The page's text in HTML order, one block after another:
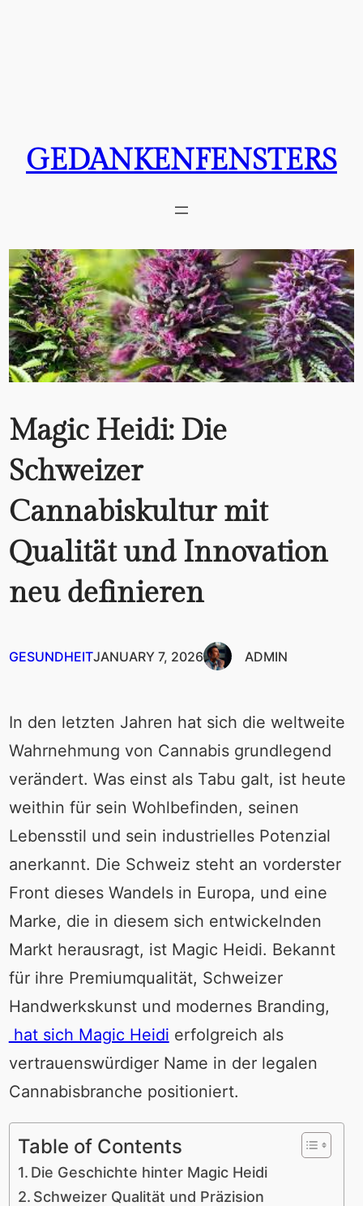
GEDANKENFENSTERS
Magic Heidi: Die
Schweizer
Cannabiskultur mit
Qualität und Innovation
neu definieren
GESUNDHEITJANUARY 7, 2026 ADMIN
In den letzten Jahren hat sich die weltweite
Wahrnehmung von Cannabis grundlegend
verändert. Was einst als Tabu galt, ist heute
weithin für sein Wohlbefinden, seinen
Lebensstil und sein industrielles Potenzial
anerkannt. Die Schweiz steht an vorderster
Front dieses Wandels in Europa, und eine
Marke, die in diesem sich entwickelnden
Markt herausragt, ist Magic Heidi. Bekannt
für ihre Premiumqualität, Schweizer
Handwerkskunst und modernes Branding,
hat sich Magic Heidi erfolgreich als
vertrauenswürdiger Name in der legalen
Cannabisbranche positioniert.
Table of Contents
Die Geschichte hinter Magic Heidi
Schweizer Qualität und Präzision